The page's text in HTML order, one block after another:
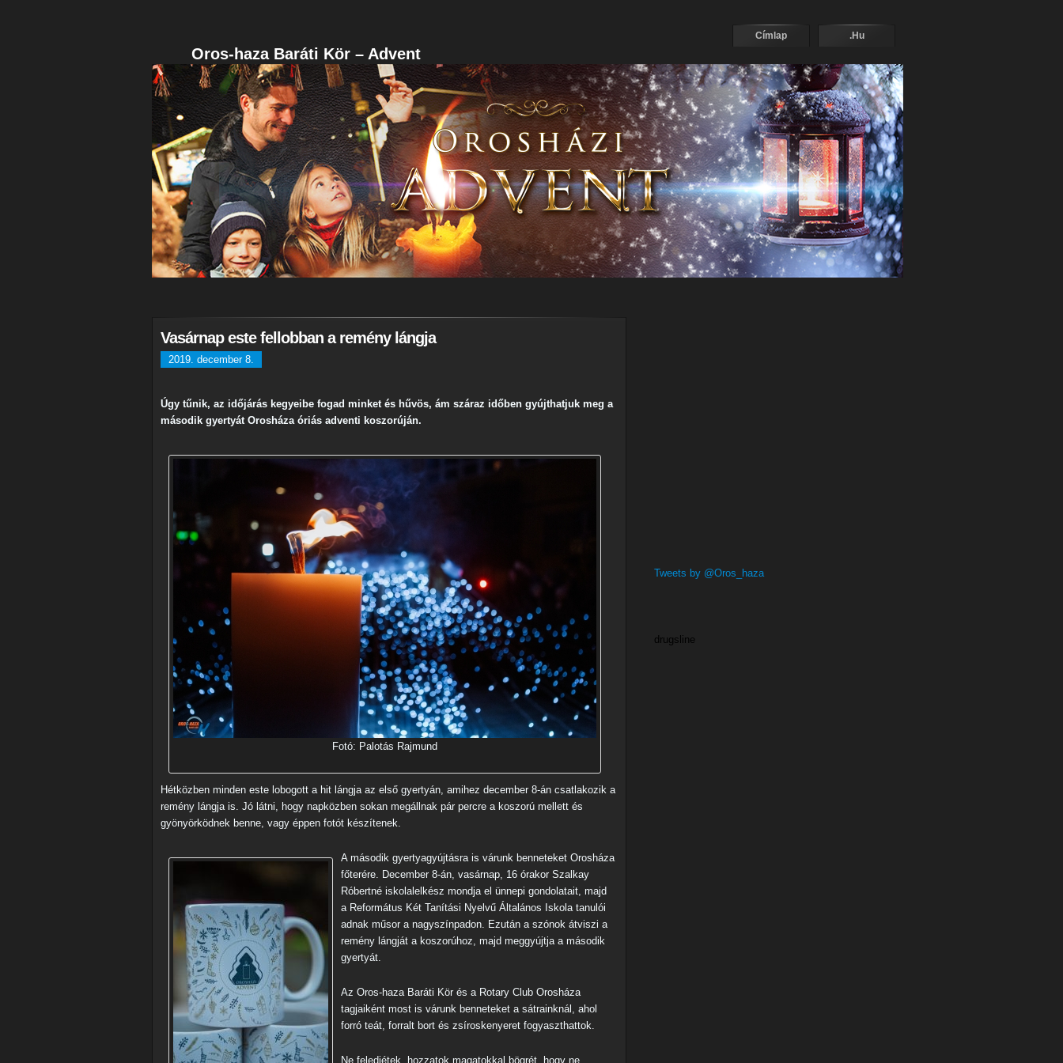
Oros-haza Baráti Kör – Advent
Címlap .Hu
Vasárnap este fellobban a remény lángja
2019. december 8.
Úgy tűnik, az időjárás kegyeibe fogad minket és hűvös, ám száraz időben gyújthatjuk meg a
második gyertyát Orosháza óriás adventi koszorúján.
Fotó: Palotás Rajmund
Hétközben minden este lobogott a hit lángja az első gyertyán, amihez december 8-án csatlakozik a
remény lángja is. Jó látni, hogy napközben sokan megállnak pár percre a koszorú mellett és
gyönyörködnek benne, vagy éppen fotót készítenek.
A második gyertyagyújtásra is várunk benneteket Orosháza
főterére. December 8-án, vasárnap, 16 órakor Szalkay
Róbertné iskolalelkész mondja el ünnepi gondolatait, majd
a Református Két Tanítási Nyelvű Általános Iskola tanulói
adnak műsor a nagyszínpadon. Ezután a szónok átviszi a
remény lángját a koszorúhoz, majd meggyújtja a második
gyertyát.
Az Oros-haza Baráti Kör és a Rotary Club Orosháza
tagjaiként most is várunk benneteket a sátrainknál, ahol
forró teát, forralt bort és zsíroskenyeret fogyaszthattok.
Ne feledjétek, hozzatok magatokkal bögrét, hogy ne
Tweets by @Oros_haza
drugsline